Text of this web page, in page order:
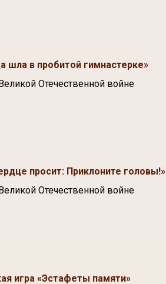
шла в пробитой гимнастерке»
Отечественной войне
просит: Приклоните головы!»
Отечественной войне
игра «Эстафеты памяти»